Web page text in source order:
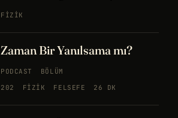
FIZIK
Zaman Bir Yanılsama mı?
PODCAST
BÖLÜM
202
FIZIK FELSEFE 26 DK